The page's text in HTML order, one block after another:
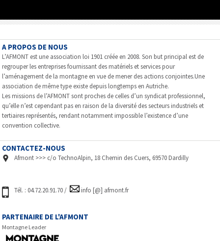
A PROPOS DE NOUS
L’AFMONT est une association loi 1901 créée en 2008. Son but principal est de
regrouper les entreprises fournissant des matériels et services pour
l’aménagement de la montagne en vue de mener des actions conjointes.Une
association de même type existe depuis longtemps en Autriche.
Les missions de l’AFMONT sont proches de celles d’un syndicat professionnel,
qu’elle n’est cependant pas en raison de la diversité des secteurs industriels et
tertiaires représentés, rendant notamment impossible l’existence d’une
convention collective.
CONTACTEZ-NOUS
Afmont >>> c/o TechnoAlpin, 18 Chemin des Cuers, 69570 Dardilly
Tél. : 04.72.20.91.70 / info [@] afmont.fr
PARTENAIRE DE L'AFMONT
Montagne Leader